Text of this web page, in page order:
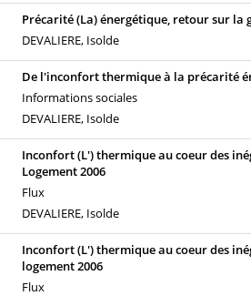
Précarité (La) énergétique, retour sur la
DEVALIERE, Isolde
De l'inconfort thermique à la précarité
Informations sociales
DEVALIERE, Isolde
Inconfort (L') thermique au coeur des
Logement 2006
Flux
DEVALIERE, Isolde
Inconfort (L') thermique au coeur des
logement 2006
Flux